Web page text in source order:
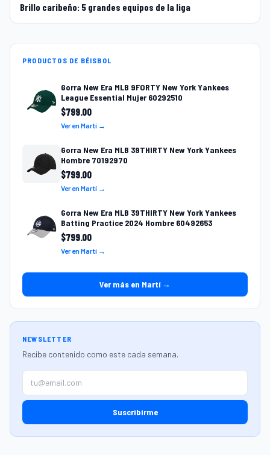
Brillo caribeño: 5 grandes equipos de la liga
PRODUCTOS DE BÉISBOL
Gorra New Era MLB 9FORTY New York Yankees
League Essential Mujer 60292510
$799.00
Ver en Martí →
Gorra New Era MLB 39THIRTY New York Yankees
Hombre 70192970
$799.00
Ver en Martí →
Gorra New Era MLB 39THIRTY New York Yankees
Batting Practice 2024 Hombre 60492653
$799.00
Ver en Martí →
Ver más en Martí →
NEWSLETTER
Recibe contenido como este cada semana.
Suscribirme